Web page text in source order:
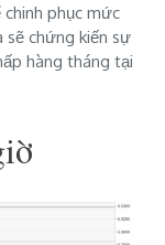
phục mức
chứng kiến ​​sự
hàng tháng tại